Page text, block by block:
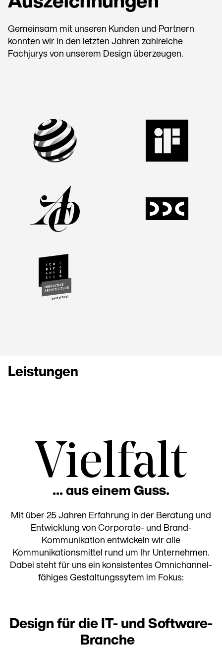
Gemeinsam mit unseren Kunden und Partnern
konnten wir in den letzten Jahren zahlreiche
Fachjurys von unserem Design überzeugen.
Leistungen
Vielfalt
... aus einem Guss.
Mit über 25 Jahren Erfahrung in der Beratung und
Entwicklung von Corporate- und Brand-
Kommunikation entwickeln wir alle
Kommunikationsmittel rund um Ihr Unternehmen.
Dabei steht für uns ein konsistentes Omnichannel-
fähiges Gestaltungssytem im Fokus:
Design für die IT- und Software-
Branche